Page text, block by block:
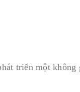
triển một